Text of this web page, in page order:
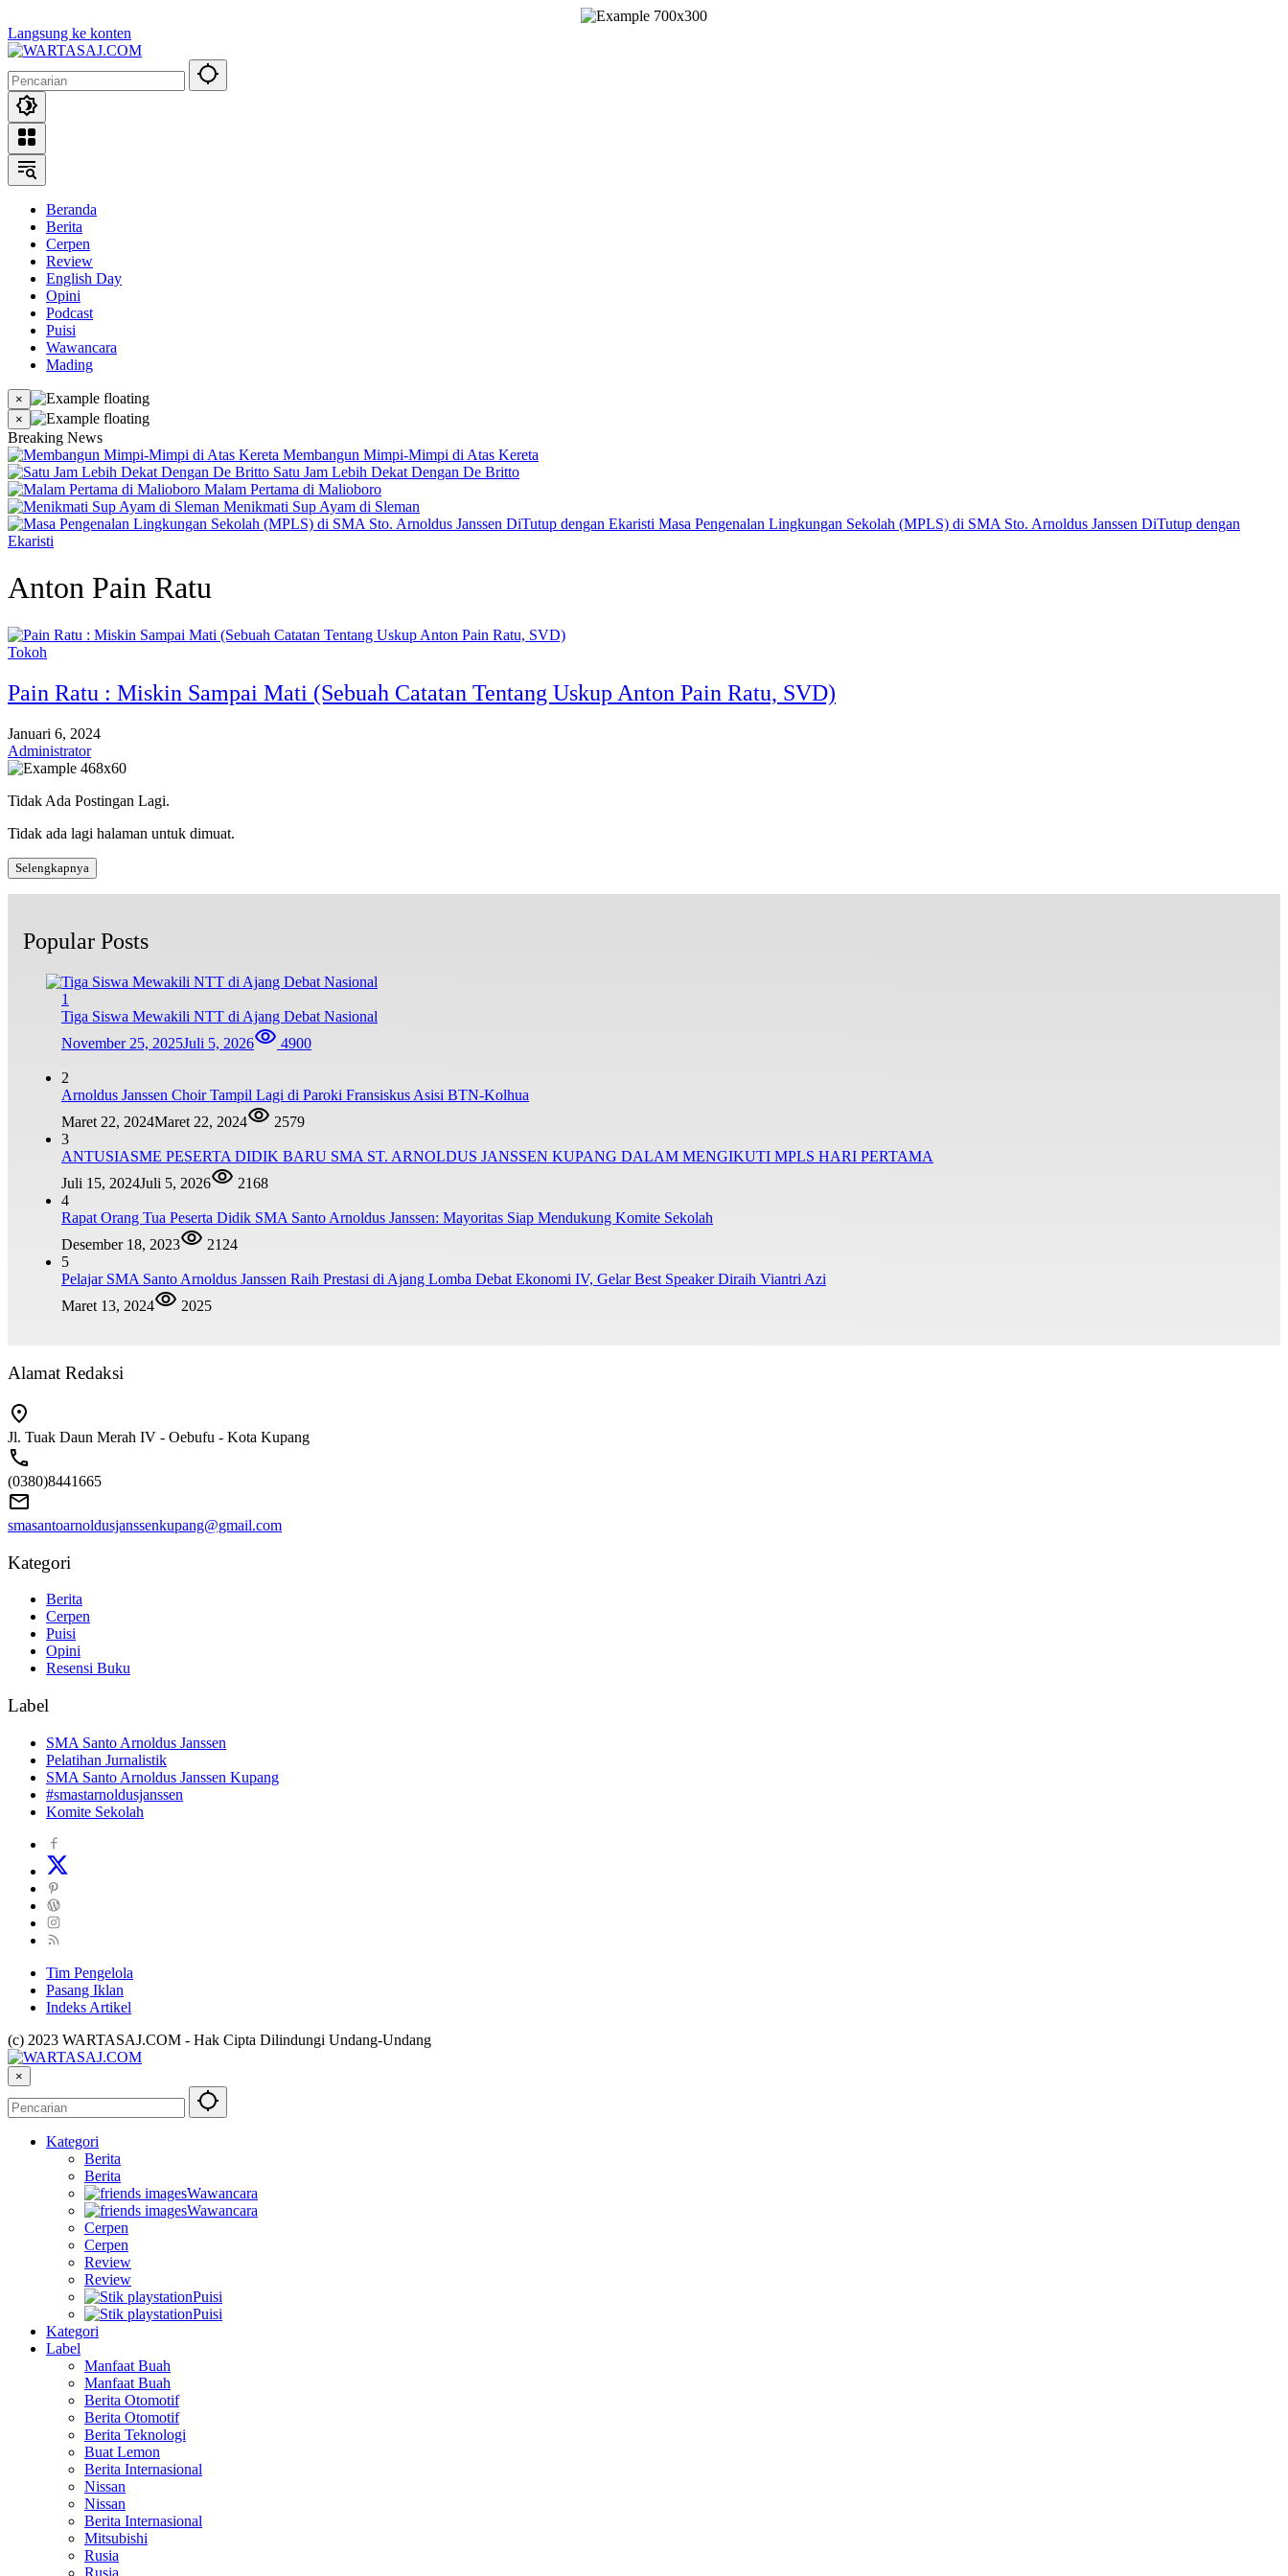
Langsung ke konten
Beranda
Berita
Cerpen
Review
English Day
Opini
Podcast
Puisi
Wawancara
Mading
×
×
Breaking News
Membangun Mimpi-Mimpi di Atas Kereta
Satu Jam Lebih Dekat Dengan De Britto
Malam Pertama di Malioboro
Menikmati Sup Ayam di Sleman
Masa Pengenalan Lingkungan Sekolah (MPLS) di SMA Sto. Arnoldus Janssen DiTutup dengan
Ekaristi
Anton Pain Ratu
Tokoh
Pain Ratu : Miskin Sampai Mati (Sebuah Catatan Tentang Uskup Anton Pain Ratu, SVD)
Januari 6, 2024
Administrator
Tidak Ada Postingan Lagi.
Tidak ada lagi halaman untuk dimuat.
Selengkapnya
Popular Posts
1
Tiga Siswa Mewakili NTT di Ajang Debat Nasional
November 25, 2025Juli 5, 2026 4900
2
Arnoldus Janssen Choir Tampil Lagi di Paroki Fransiskus Asisi BTN-Kolhua
Maret 22, 2024Maret 22, 2024
2579
3
ANTUSIASME PESERTA DIDIK BARU SMA ST. ARNOLDUS JANSSEN KUPANG DALAM MENGIKUTI MPLS HARI PERTAMA
Juli 15, 2024Juli 5, 2026
2168
4
Rapat Orang Tua Peserta Didik SMA Santo Arnoldus Janssen: Mayoritas Siap Mendukung Komite Sekolah
Desember 18, 2023
2124
5
Pelajar SMA Santo Arnoldus Janssen Raih Prestasi di Ajang Lomba Debat Ekonomi IV, Gelar Best Speaker Diraih Viantri Azi
Maret 13, 2024
2025
Alamat Redaksi
Jl. Tuak Daun Merah IV - Oebufu - Kota Kupang
(0380)8441665
smasantoarnoldusjanssenkupang@gmail.com
Kategori
Berita
Cerpen
Puisi
Opini
Resensi Buku
Label
SMA Santo Arnoldus Janssen
Pelatihan Jurnalistik
SMA Santo Arnoldus Janssen Kupang
#smastarnoldusjanssen
Komite Sekolah
Tim Pengelola
Pasang Iklan
Indeks Artikel
(c) 2023 WARTASAJ.COM - Hak Cipta Dilindungi Undang-Undang
×
Kategori
Berita
Berita
Wawancara
Wawancara
Cerpen
Cerpen
Review
Review
Puisi
Puisi
Kategori
Label
Manfaat Buah
Manfaat Buah
Berita Otomotif
Berita Otomotif
Berita Teknologi
Buat Lemon
Berita Internasional
Nissan
Nissan
Berita Internasional
Mitsubishi
Rusia
Rusia